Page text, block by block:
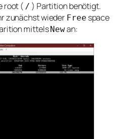
root ( / ) Partition benötigt.
zunächst wieder Free space
mittels Newan: